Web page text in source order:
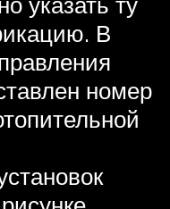
В
номер